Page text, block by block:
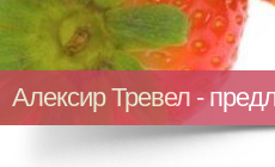
Алексир Тревел -